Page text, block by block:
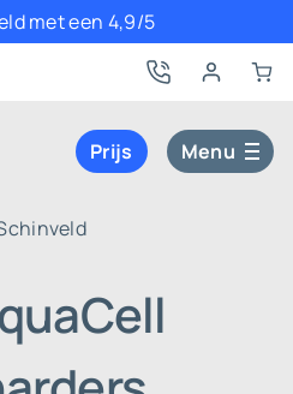
met een 4,9/5
Prijs Menu